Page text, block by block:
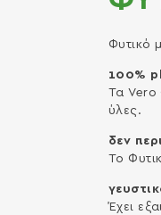
Φυτικό
100%
Τα Vero
ύλες.
δεν
Το
Έχει